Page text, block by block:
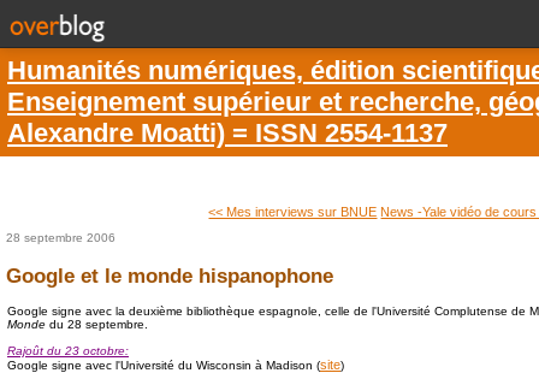
Humanités numériques, édition
Enseignement supérieur et recherche,
Alexandre Moatti) = ISSN 2554-1137
<< Mes interviews sur BNUE News -Yale vidéo de cours
28 septembre 2006
Google et le monde hispanophone
Google signe avec la deuxième bibliothèque espagnole, celle de l'Université Complutense de
Monde du 28 septembre.
Rajoût du 23 octobre:
Google signe avec l'Université du Wisconsin à Madison (site)